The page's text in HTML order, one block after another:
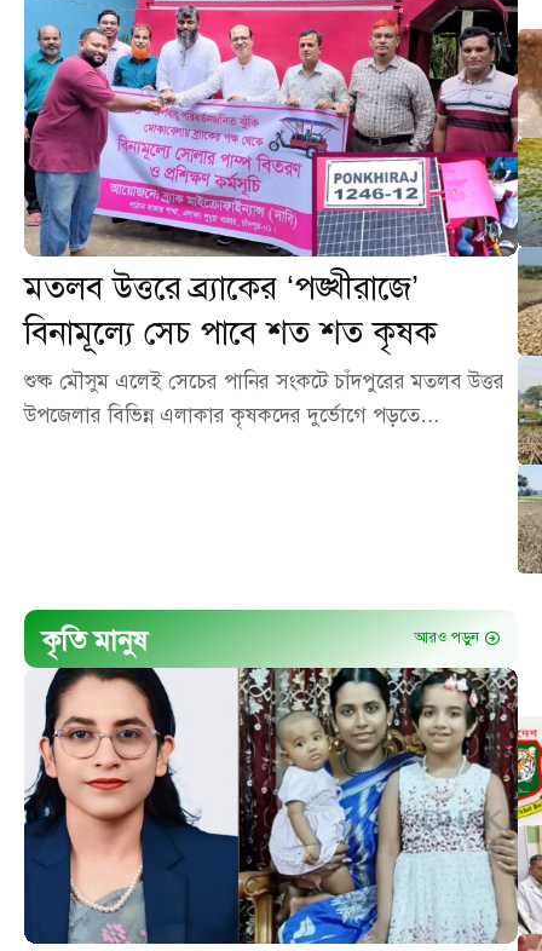
মতলব উত্তরে ব্র্যাকের ‘পঙ্খীরাজে’
বিনামূল্যে সেচ পাবে শত শত কৃষক
শুষ্ক মৌসুম এলেই সেচের পানির সংকটে চাঁদপুরের মতলব উত্তর
উপজেলার বিভিন্ন এলাকার কৃষকদের দুর্ভোগে পড়তে…
কৃতি মানুষ আরও পড়ুন